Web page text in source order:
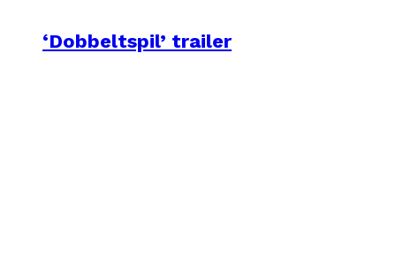
‘Dobbeltspil’ trailer